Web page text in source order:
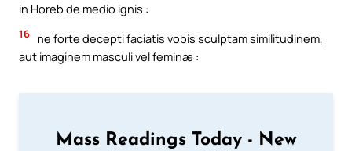
in Horeb de medio ignis :
16 ne forte decepti faciatis vobis sculptam similitudinem,
aut imaginem masculi vel feminæ :
Mass Readings Today - New